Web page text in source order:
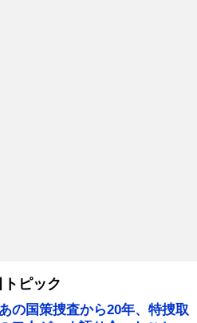
トピック
国策捜査から20年、特捜取